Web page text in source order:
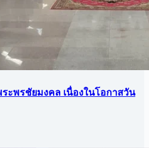
ะพรชัยมงคล เนื่องในโอกาสวัน